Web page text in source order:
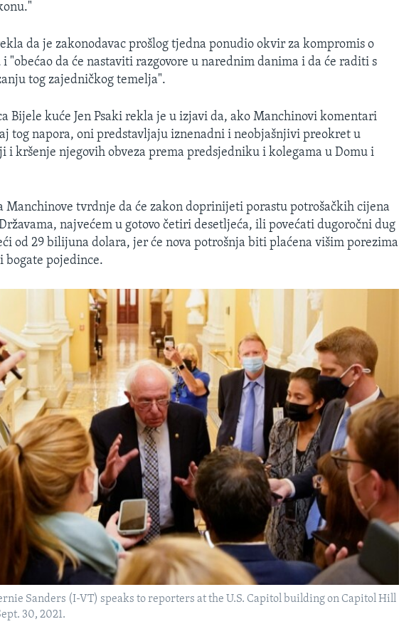
da je zakonodavac prošlog tjedna ponudio okvir za kompromis o
"obećao da će nastaviti razgovore u narednim danima i da će raditi s
tog zajedničkog temelja".
Bijele kuće Jen Psaki rekla je u izjavi da, ako Manchinovi komentari
tog napora, oni predstavljaju iznenadni i neobjašnjivi preokret u
i kršenje njegovih obveza prema predsjedniku i kolegama u Domu i
Manchinove tvrdnje da će zakon doprinijeti porastu potrošačkih cijena
najvećem u gotovo četiri desetljeća, ili povećati dugoročni dug
od 29 bilijuna dolara, jer će nova potrošnja biti plaćena višim porezima
bogate pojedince.
Sanders (I-VT) speaks to reporters at the U.S. Capitol building on Capitol Hill
30, 2021.